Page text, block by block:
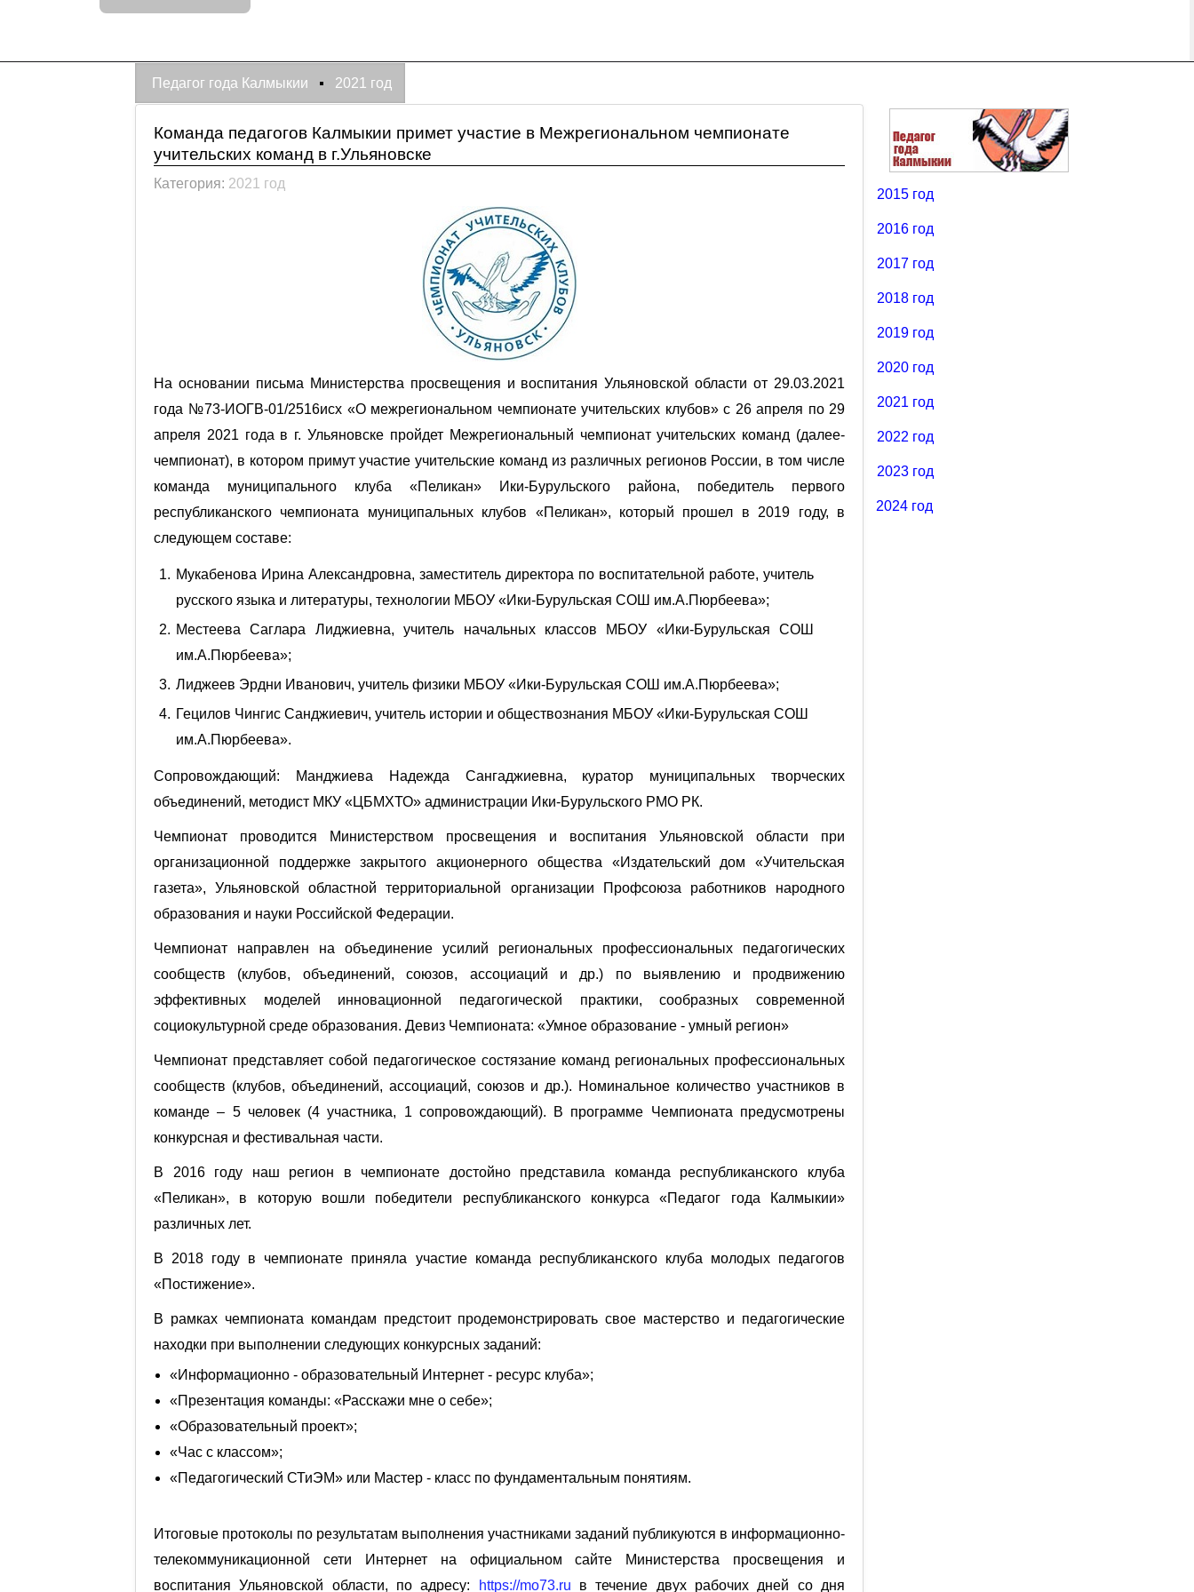
Педагог года Калмыкии 2021 год
Команда педагогов Калмыкии примет участие в Межрегиональном чемпионате
учительских команд в г.Ульяновске
Категория: 2021 год
На основании письма Министерства просвещения и воспитания Ульяновской области от 29.03.2021
года №73-ИОГВ-01/2516исх «О межрегиональном чемпионате учительских клубов» с 26 апреля по 29
апреля 2021 года в г. Ульяновске пройдет Межрегиональный чемпионат учительских команд (далее-
чемпионат), в котором примут участие учительские команд из различных регионов России, в том числе
команда муниципального клуба «Пеликан» Ики-Бурульского района, победитель первого
республиканского чемпионата муниципальных клубов «Пеликан», который прошел в 2019 году, в
следующем составе:
Мукабенова Ирина Александровна, заместитель директора по воспитательной работе, учитель
русского языка и литературы, технологии МБОУ «Ики-Бурульская СОШ им.А.Пюрбеева»;
Местеева Саглара Лиджиевна, учитель начальных классов МБОУ «Ики-Бурульская СОШ
им.А.Пюрбеева»;
Лиджеев Эрдни Иванович, учитель физики МБОУ «Ики-Бурульская СОШ им.А.Пюрбеева»;
Гецилов Чингис Санджиевич, учитель истории и обществознания МБОУ «Ики-Бурульская СОШ
им.А.Пюрбеева».
Сопровождающий: Манджиева Надежда Сангаджиевна, куратор муниципальных творческих
объединений, методист МКУ «ЦБМХТО» администрации Ики-Бурульского РМО РК.
Чемпионат проводится Министерством просвещения и воспитания Ульяновской области при
организационной поддержке закрытого акционерного общества «Издательский дом «Учительская
газета», Ульяновской областной территориальной организации Профсоюза работников народного
образования и науки Российской Федерации.
Чемпионат направлен на объединение усилий региональных профессиональных педагогических
сообществ (клубов, объединений, союзов, ассоциаций и др.) по выявлению и продвижению
эффективных моделей инновационной педагогической практики, сообразных современной
социокультурной среде образования. Девиз Чемпионата: «Умное образование - умный регион»
Чемпионат представляет собой педагогическое состязание команд региональных профессиональных
сообществ (клубов, объединений, ассоциаций, союзов и др.). Номинальное количество участников в
команде – 5 человек (4 участника, 1 сопровождающий). В программе Чемпионата предусмотрены
конкурсная и фестивальная части.
В 2016 году наш регион в чемпионате достойно представила команда республиканского клуба
«Пеликан», в которую вошли победители республиканского конкурса «Педагог года Калмыкии»
различных лет.
В 2018 году в чемпионате приняла участие команда республиканского клуба молодых педагогов
«Постижение».
В рамках чемпионата командам предстоит продемонстрировать свое мастерство и педагогические
находки при выполнении следующих конкурсных заданий:
«Информационно - образовательный Интернет - ресурс клуба»;
«Презентация команды: «Расскажи мне о себе»;
«Образовательный проект»;
«Час с классом»;
«Педагогический СТиЭМ» или Мастер - класс по фундаментальным понятиям.
Итоговые протоколы по результатам выполнения участниками заданий публикуются в информационно-
телекоммуникационной сети Интернет на официальном сайте Министерства просвещения и
воспитания Ульяновской области, по адресу:
https://mo73.ru в течение двух рабочих дней со дня
2015 год
2016 год
2017 год
2018 год
2019 год
2020 год
2021 год
2022 год
2023 год
2024 год